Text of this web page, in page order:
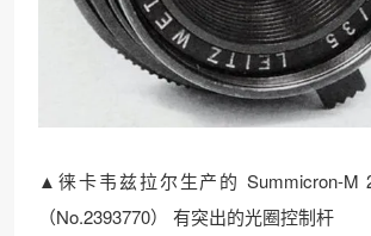
▲徕卡韦兹拉尔生产的 Summicron-M
（No.2393770） 有突出的光圈控制杆